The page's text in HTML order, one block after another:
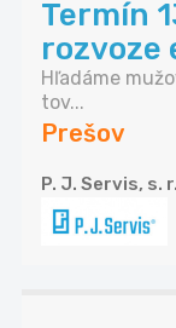
Termín
rozvoze
Hľadáme
tov...
Prešov
P. J. Servis, s.